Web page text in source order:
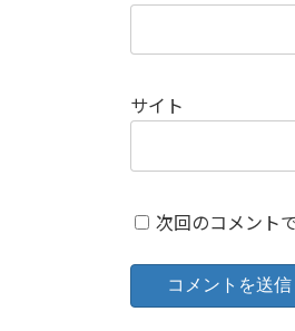
サイト
次回のコメント